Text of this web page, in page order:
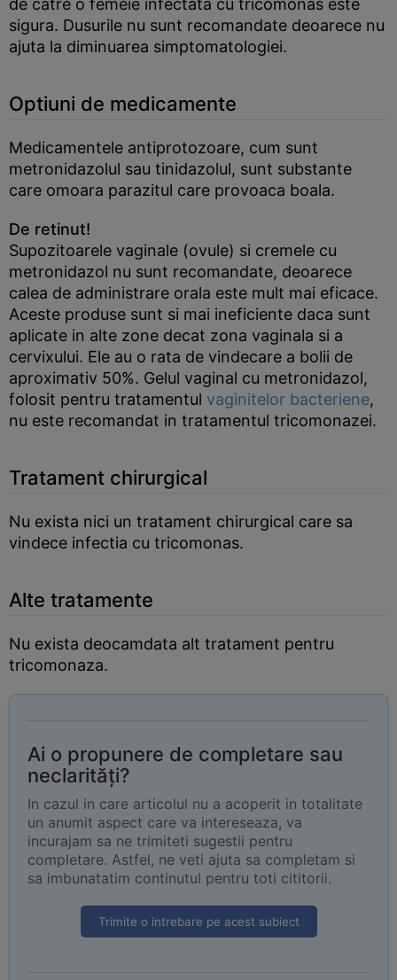
de catre o femeie infectata cu tricomonas este
sigura. Dusurile nu sunt recomandate deoarece nu
ajuta la diminuarea simptomatologiei.
Optiuni de medicamente
Medicamentele antiprotozoare, cum sunt
metronidazolul sau tinidazolul, sunt substante
care omoara parazitul care provoaca boala.
De retinut!
Supozitoarele vaginale (ovule) si cremele cu
metronidazol nu sunt recomandate, deoarece
calea de administrare orala este mult mai eficace.
Aceste produse sunt si mai ineficiente daca sunt
aplicate in alte zone decat zona vaginala si a
cervixului. Ele au o rata de vindecare a bolii de
aproximativ 50%. Gelul vaginal cu metronidazol,
folosit pentru tratamentul vaginitelor bacteriene,
nu este recomandat in tratamentul tricomonazei.
Tratament chirurgical
Nu exista nici un tratament chirurgical care sa
vindece infectia cu tricomonas.
Alte tratamente
Nu exista deocamdata alt tratament pentru
tricomonaza.
Ai o propunere de completare sau
neclarități?
In cazul in care articolul nu a acoperit in totalitate
un anumit aspect care va intereseaza, va
incurajam sa ne trimiteti sugestii pentru
completare. Astfel, ne veti ajuta sa completam si
sa imbunatatim continutul pentru toti cititorii.
Trimite o intrebare pe acest subiect